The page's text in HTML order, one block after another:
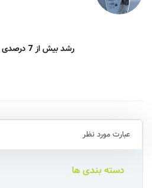
رشد بیش از 7 درصدی تامین برق کشور
دسته بندی ها